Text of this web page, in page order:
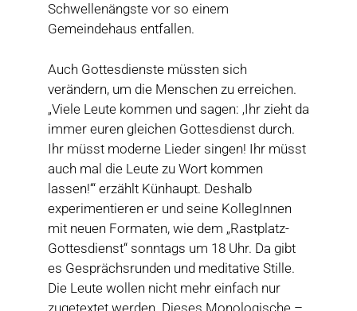
Schwellenängste vor so einem
Gemeindehaus entfallen.
Auch Gottesdienste müssten sich
verändern, um die Menschen zu erreichen.
„Viele Leute kommen und sagen: ‚Ihr zieht da
immer euren gleichen Gottesdienst durch.
Ihr müsst moderne Lieder singen! Ihr müsst
auch mal die Leute zu Wort kommen
lassen!‘“ erzählt Künhaupt. Deshalb
experimentieren er und seine KollegInnen
mit neuen Formaten, wie dem „Rastplatz-
Gottesdienst“ sonntags um 18 Uhr. Da gibt
es Gesprächsrunden und meditative Stille.
Die Leute wollen nicht mehr einfach nur
zugetextet werden. Dieses Monologische –